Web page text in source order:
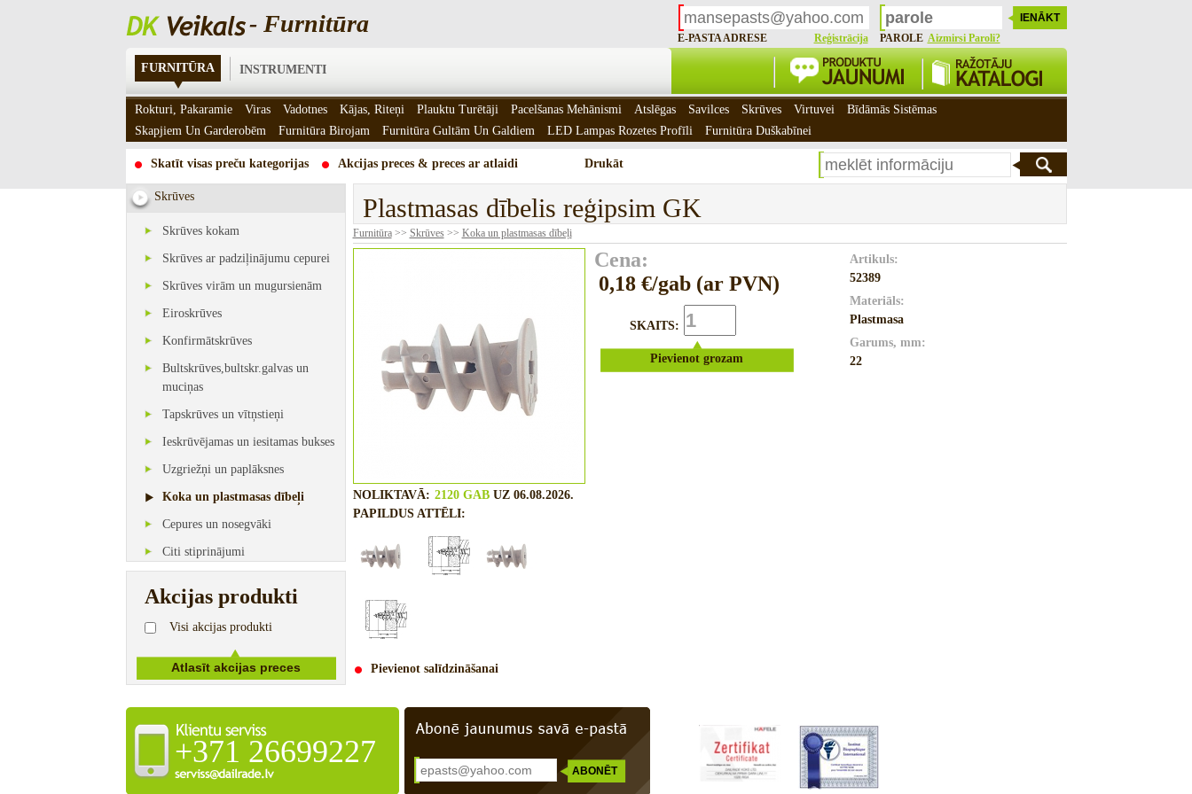
- Furnitūra
E-PASTA ADRESE Reģistrācija PAROLE Aizmirsi Paroli?
FURNITŪRA INSTRUMENTI
Skatīt visas preču kategorijas Akcijas preces & preces ar atlaidi Drukāt
Skrūves
Skrūves kokam
Skrūves ar padziļinājumu cepurei
Skrūves virām un mugursienām
Eiroskrūves
Konfirmātskrūves
Bultskrūves,bultskr.galvas un
muciņas
Tapskrūves un vītņstieņi
Ieskrūvējamas un iesitamas bukses
Uzgriežņi un paplāksnes
Koka un plastmasas dībeļi
Cepures un nosegvāki
Citi stiprinājumi
Akcijas produkti
Visi akcijas produkti
Plastmasas dībelis reģipsim GK
Furnitūra>> Skrūves>> Koka un plastmasas dībeļi
Cena:
0,18 €/gab (ar PVN)
SKAITS:
Pievienot grozam
NOLIKTAVĀ: 2120 GABUZ 06.08.2026.
PAPILDUS ATTĒLI:
Pievienot salīdzināšanai
Artikuls:
52389
Materiāls:
Plastmasa
Garums, mm:
22
+371 26699227
Rokturi, Pakaramie Viras Vadotnes Kājas, Riteņi Plauktu Turētāji Pacelšanas Mehānismi Atslēgas Savilces Skrūves Virtuvei
Bīdāmās Sistēmas
Skapjiem Un Garderobēm
Furnitūra Birojam Furnitūra Gultām Un Galdiem LED Lampas Rozetes Profīli Furnitūra Duškabīnei